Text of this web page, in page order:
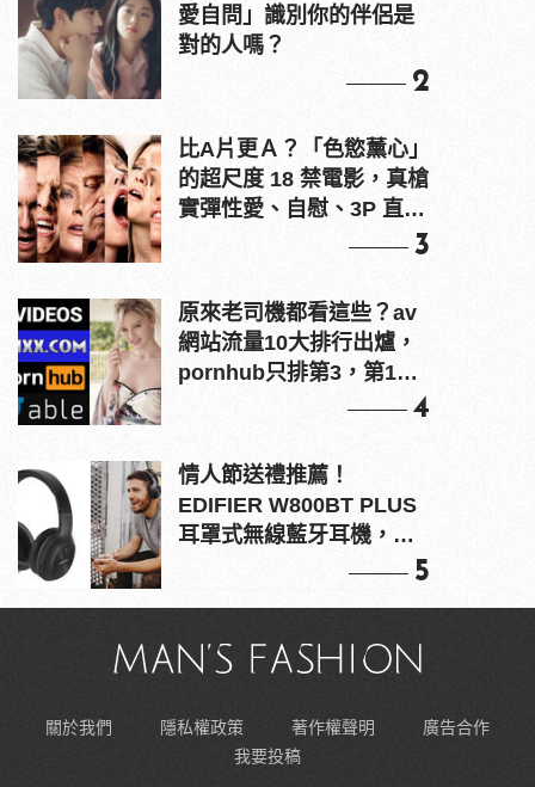
愛自問」識別你的伴侶是
對的人嗎？
2
比A片更Ａ？「色慾薰心」
的超尺度 18 禁電影，真槍
實彈性愛、自慰、3P 直接
3
原來老司機都看這些？av
網站流量10大排行出爐，
pornhub只排第3，第1名
4
情人節送禮推薦！
EDIFIER W800BT PLUS
耳罩式無線藍牙耳機，在
5
關於我們 隱私權政策 著作權聲明
廣告合作
我要投稿